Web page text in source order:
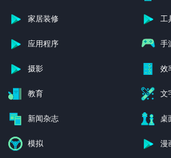
家居装修 工
应用程序 手
摄影 效
教育 文
新闻杂志 桌
模拟 漫